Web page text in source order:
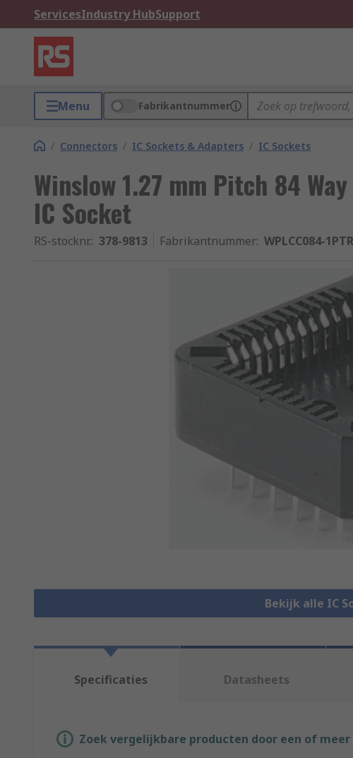
ServicesIndustry HubSupport
Menu Fabrikantnummer
/ Connectors / IC Sockets & Adapters / IC Sockets
Winslow 1.27 mm Pitch 84
IC Socket
RS-stocknr.: 378-9813 Fabrikantnummer: WPLCC084-
Bekijk alle IC
Specificaties Datasheets
Zoek vergelijkbare producten door een of